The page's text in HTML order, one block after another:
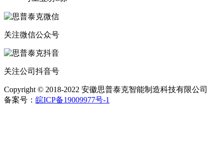
关注微信公众号
关注公司抖音号
Copyright © 2018-2022 安徽思普泰克智能制造科技有限公司
备案号： 皖ICP备19009977号-1